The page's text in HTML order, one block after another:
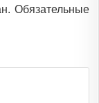
Обязательные